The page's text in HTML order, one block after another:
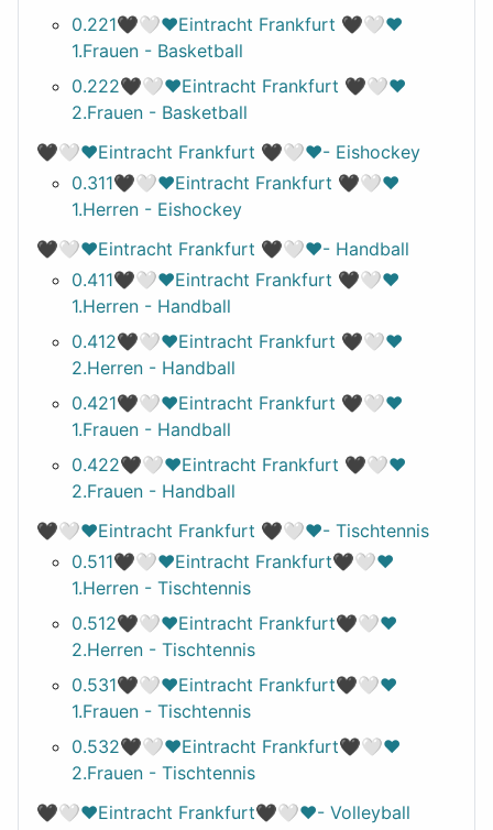
0.221🖤🤍❤️Eintracht Frankfurt 🖤🤍❤️
1.Frauen - Basketball
0.222🖤🤍❤️Eintracht Frankfurt 🖤🤍❤️
2.Frauen - Basketball
🖤🤍❤️Eintracht Frankfurt 🖤🤍❤️- Eishockey
0.311🖤🤍❤️Eintracht Frankfurt 🖤🤍❤️
1.Herren - Eishockey
🖤🤍❤️Eintracht Frankfurt 🖤🤍❤️- Handball
0.411🖤🤍❤️Eintracht Frankfurt 🖤🤍❤️
1.Herren - Handball
0.412🖤🤍❤️Eintracht Frankfurt 🖤🤍❤️
2.Herren - Handball
0.421🖤🤍❤️Eintracht Frankfurt 🖤🤍❤️
1.Frauen - Handball
0.422🖤🤍❤️Eintracht Frankfurt 🖤🤍❤️
2.Frauen - Handball
🖤🤍❤️Eintracht Frankfurt 🖤🤍❤️- Tischtennis
0.511🖤🤍❤️Eintracht Frankfurt🖤🤍❤️
1.Herren - Tischtennis
0.512🖤🤍❤️Eintracht Frankfurt🖤🤍❤️
2.Herren - Tischtennis
0.531🖤🤍❤️Eintracht Frankfurt🖤🤍❤️
1.Frauen - Tischtennis
0.532🖤🤍❤️Eintracht Frankfurt🖤🤍❤️
2.Frauen - Tischtennis
🖤🤍❤️Eintracht Frankfurt🖤🤍❤️- Volleyball